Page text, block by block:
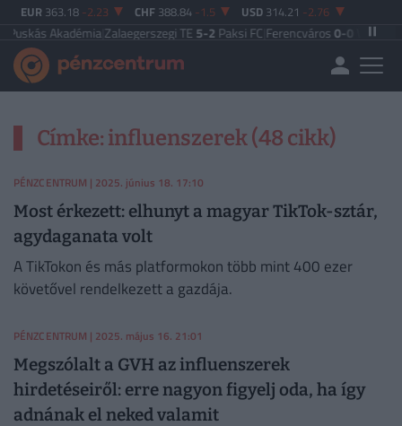
EUR 363.18 -2.23 CHF 388.84 -1.5 USD 314.21 -2.76
Akadémia|Zalaegerszegi TE5-2Paksi FC |Ferencváros0-0Vasas FC
Címke: influenszerek (48 cikk)
PÉNZCENTRUM | 2025. június 18. 17:10
Most érkezett: elhunyt a magyar TikTok-sztár,
agydaganata volt
A TikTokon és más platformokon több mint 400 ezer
követővel rendelkezett a gazdája.
PÉNZCENTRUM | 2025. május 16. 21:01
Megszólalt a GVH az influenszerek
hirdetéseiről: erre nagyon figyelj oda, ha így
adnának el neked valamit